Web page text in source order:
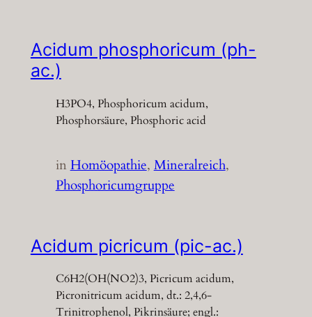
Acidum phosphoricum (ph-
ac.)
H3PO4, Phosphoricum acidum,
Phosphorsäure, Phosphoric acid
inHomöopathie, Mineralreich
Phosphoricumgruppe
Acidum picricum (pic-ac.)
C6H2(OH(NO2)3, Picricum acidum,
Picronitricum acidum, dt.: 2,4,6-
Trinitrophenol, Pikrinsäure; engl.: